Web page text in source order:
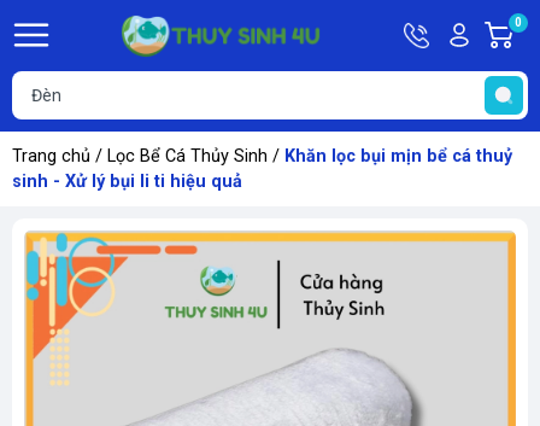
HotlineTài
khoản
Hello,
Khách
0
Trang chủ / Lọc Bể Cá Thủy Sinh / Khăn lọc bụi mịn bể cá thuỷ
sinh - Xử lý bụi li ti hiệu quả